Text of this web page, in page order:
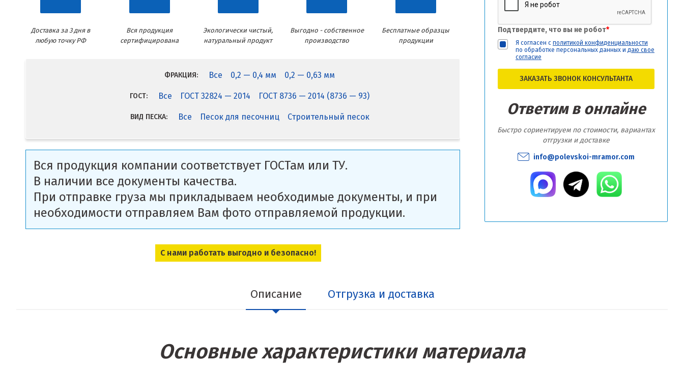
Подтвердите, что вы не робот*
Я согласен с политикой конфиденциальности
по обработке персональных данных и даю свое
согласие
ЗАКАЗАТЬ ЗВОНОК КОНСУЛЬТАНТА
Ответим в онлайне
Быстро сориентируем по стоимости, вариантах
отгрузки и доставке
info@polevskoi-mramor.com
Доставка за 3 дня в
любую точку РФ
Вся продукция
сертифицирована
Экологически чистый,
натуральный продукт
Выгодно - собственное
производство
Бесплатные образцы
продукции
ФРАКЦИЯ: Все 0,2 — 0,4 мм 0,2 — 0,63 мм
ГОСТ: Все ГОСТ 32824 — 2014 ГОСТ 8736 — 2014 (8736 — 93)
ВИД ПЕСКА: Все Песок для песочниц Строительный песок
Вся продукция компании соответствует ГОСТам или ТУ.
В наличии все документы качества.
При отправке груза мы прикладываем необходимые документы, и при
необходимости отправляем Вам фото отправляемой продукции.
С нами работать выгодно и безопасно!
Описание Отгрузка и доставка
Основные характеристики материала